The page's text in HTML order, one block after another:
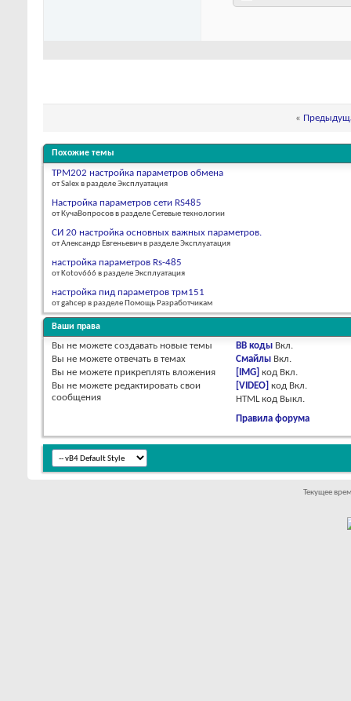
«
Похожие темы
ТРМ202 настройка параметров обмена
от Salex в разделе Эксплуатация
Настройка параметров сети RS485
от КучаВопросов в разделе Сетевые технологии
СИ 20 настройка основных важных параметров.
от Александр Евгеньевич в разделе Эксплуатация
настройка параметров Rs-485
от Kotov666 в разделе Эксплуатация
настройка пид параметров трм151
от gahcep в разделе Помощь Разработчикам
Ваши права
Вы не можете создавать новые темы
Вы не можете отвечать в темах
Вы не можете прикреплять вложения
Вы не можете редактировать свои
сообщения
BB коды Вкл.
Смайлы Вкл.
[IMG] код Вкл.
[VIDEO] код Вкл.
HTML код Выкл.
Правила форума
Текущее